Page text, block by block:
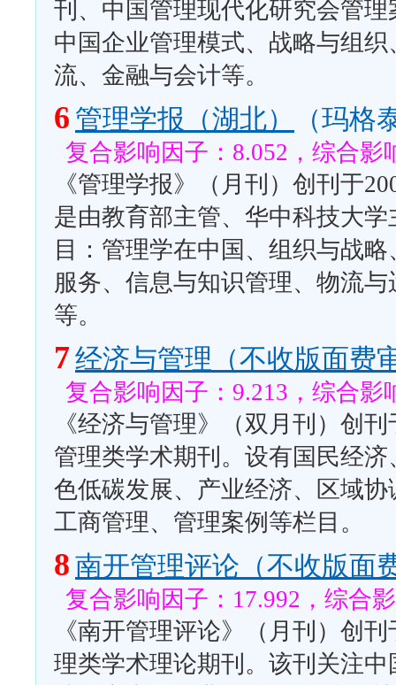
刊、中国管理现代化研究会管
中国企业管理模式、战略与组
流、金融与会计等。
6 管理学报（湖北） （玛格
复合影响因子：8.052，综合影
《管理学报》（月刊）创刊于
是由教育部主管、华中科技大
目：管理学在中国、组织与战
服务、信息与知识管理、物流
等。
7经济与管理（不收版面费
复合影响因子：9.213，综合影
《经济与管理》（双月刊）创
管理类学术期刊。设有国民经
色低碳发展、产业经济、区域
工商管理、管理案例等栏目。
8 南开管理评论（不收版面
复合影响因子：17.992，综合
《南开管理评论》（月刊）创
理类学术理论期刊。该刊关注